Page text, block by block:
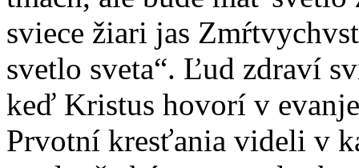
sviece žiari jas
svetlo sveta“. Ľud zdraví
keď Kristus hovorí v
Prvotní kresťania videli v